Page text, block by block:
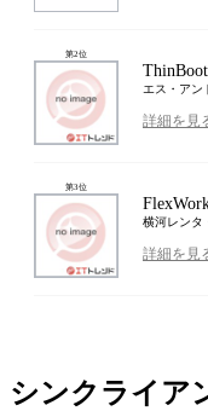
第2位
エス・アン
詳細を見
第3位
横河レンタ
詳細を見
シンクライア